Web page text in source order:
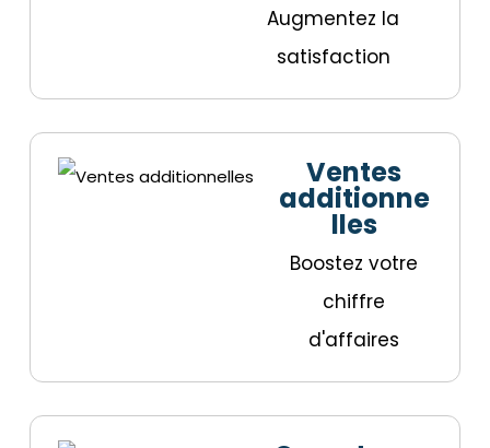
Augmentez la
satisfaction
Ventes
additionne
lles
Boostez votre
chiffre
d'affaires